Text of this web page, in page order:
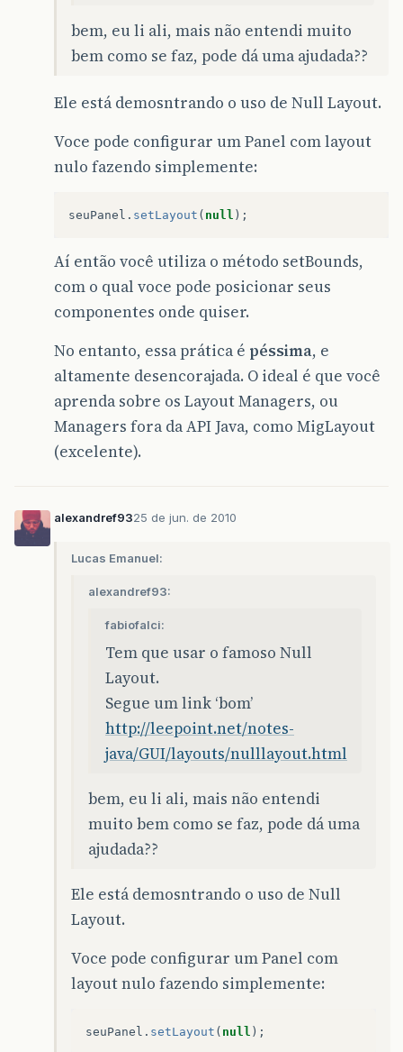
bem, eu li ali, mais não entendi muito
bem como se faz, pode dá uma ajudada??
Ele está demosntrando o uso de Null Layout.
Voce pode configurar um Panel com layout
nulo fazendo simplemente:
seuPanel . setLayout ( null );
Aí então você utiliza o método setBounds,
com o qual voce pode posicionar seus
componentes onde quiser.
No entanto, essa prática é péssima, e
altamente desencorajada. O ideal é que você
aprenda sobre os Layout Managers, ou
Managers fora da API Java, como MigLayout
(excelente).
alexandref9325 de jun. de 2010
Lucas Emanuel:
alexandref93:
fabiofalci:
Tem que usar o famoso Null
Layout.
Segue um link ‘bom’
http://leepoint.net/notes-
java/GUI/layouts/nulllayout.html
bem, eu li ali, mais não entendi
muito bem como se faz, pode dá uma
ajudada??
Ele está demosntrando o uso de Null
Layout.
Voce pode configurar um Panel com
layout nulo fazendo simplemente:
seuPanel . setLayout ( null );